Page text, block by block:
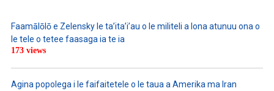
Faamālōlō e Zelensky le ta’ita’i’au o le militeli a lona atunuu ona o
le tele o tetee faasaga ia te ia
173 views
Agina popolega i le faifaitetele o le taua a Amerika ma Iran